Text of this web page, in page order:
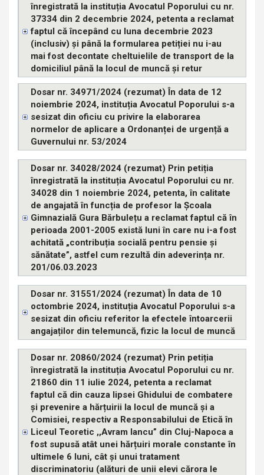
înregistrată la instituția Avocatul Poporului cu nr.
37334 din 2 decembrie 2024, petenta a reclamat
faptul că începând cu luna decembrie 2023
(inclusiv) și până la formularea petiției nu i-au
mai fost decontate cheltuielile de transport de la
domiciliul până la locul de muncă și retur
Dosar nr. 34971/2024 (rezumat) În data de 12
noiembrie 2024, instituția Avocatul Poporului s-a
sesizat din oficiu cu privire la elaborarea
normelor de aplicare a Ordonanței de urgență a
Guvernului nr. 53/2024
Dosar nr. 34028/2024 (rezumat) Prin petiția
înregistrată la instituția Avocatul Poporului cu nr.
34028 din 1 noiembrie 2024, petenta, în calitate
de angajată în funcția de profesor la Școala
Gimnazială Gura Bărbulețu a reclamat faptul că în
perioada 2001-2005 există luni în care nu i-a fost
achitată „contribuția socială pentru pensie și
sănătate”, astfel cum rezultă din adeverința nr.
201/06.03.2023
Dosar nr. 31551/2024 (rezumat) În data de 10
octombrie 2024, instituția Avocatul Poporului s-a
sesizat din oficiu referitor la efectele întoarcerii
angajaților din telemuncă, fizic la locul de muncă
Dosar nr. 20860/2024 (rezumat) Prin petiția
înregistrată la instituția Avocatul Poporului cu nr.
21860 din 11 iulie 2024, petenta a reclamat
faptul că din cauza lipsei Ghidului de combatere
și prevenire a hărțuirii la locul de muncă și a
Comisiei, respectiv a Responsabilului de Etică în
Liceul Teoretic ,,Avram Iancu” din Cluj-Napoca a
fost supusă atât unei hărțuiri morale constante în
ultimele 6 luni, cât și unui tratament
discriminatoriu (alături de unii elevi cărora le